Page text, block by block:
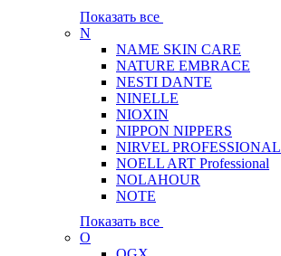
Показать все
N
NAME SKIN CARE
NATURE EMBRACE
NESTI DANTE
NINELLE
NIOXIN
NIPPON NIPPERS
NIRVEL PROFESSIONAL
NOELL ART Professional
NOLAHOUR
NOTE
Показать все
O